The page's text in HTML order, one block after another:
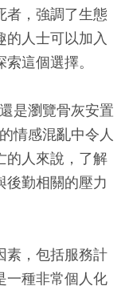
者，強調了生態
的人士可以加入
這個選擇。
是瀏覽骨灰安置
情感混亂中令人
的人來說，了解
後勤相關的壓力
素，包括服務計
一種非常個人化